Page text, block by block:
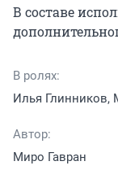
В составе
В ролях:
Илья Глинников,
Автор:
Миро Гавран